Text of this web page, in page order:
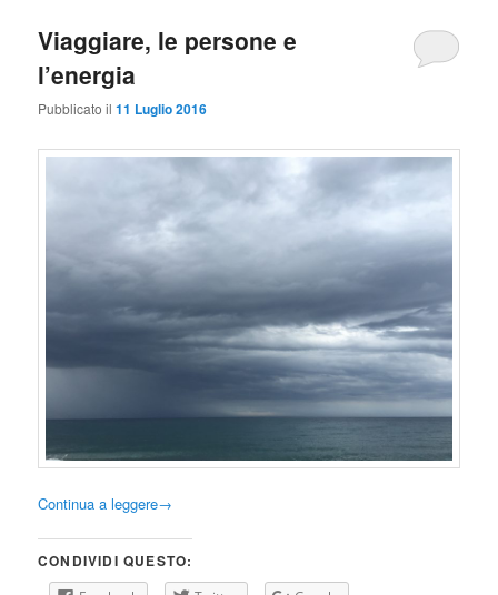
Viaggiare, le persone e
l’energia
Pubblicato il11 Luglio 2016
Continua a leggere→
CONDIVIDI QUESTO: